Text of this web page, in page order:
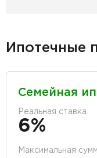
Ипотечные
Семейная
Реальная ставка
6%
Максимальная